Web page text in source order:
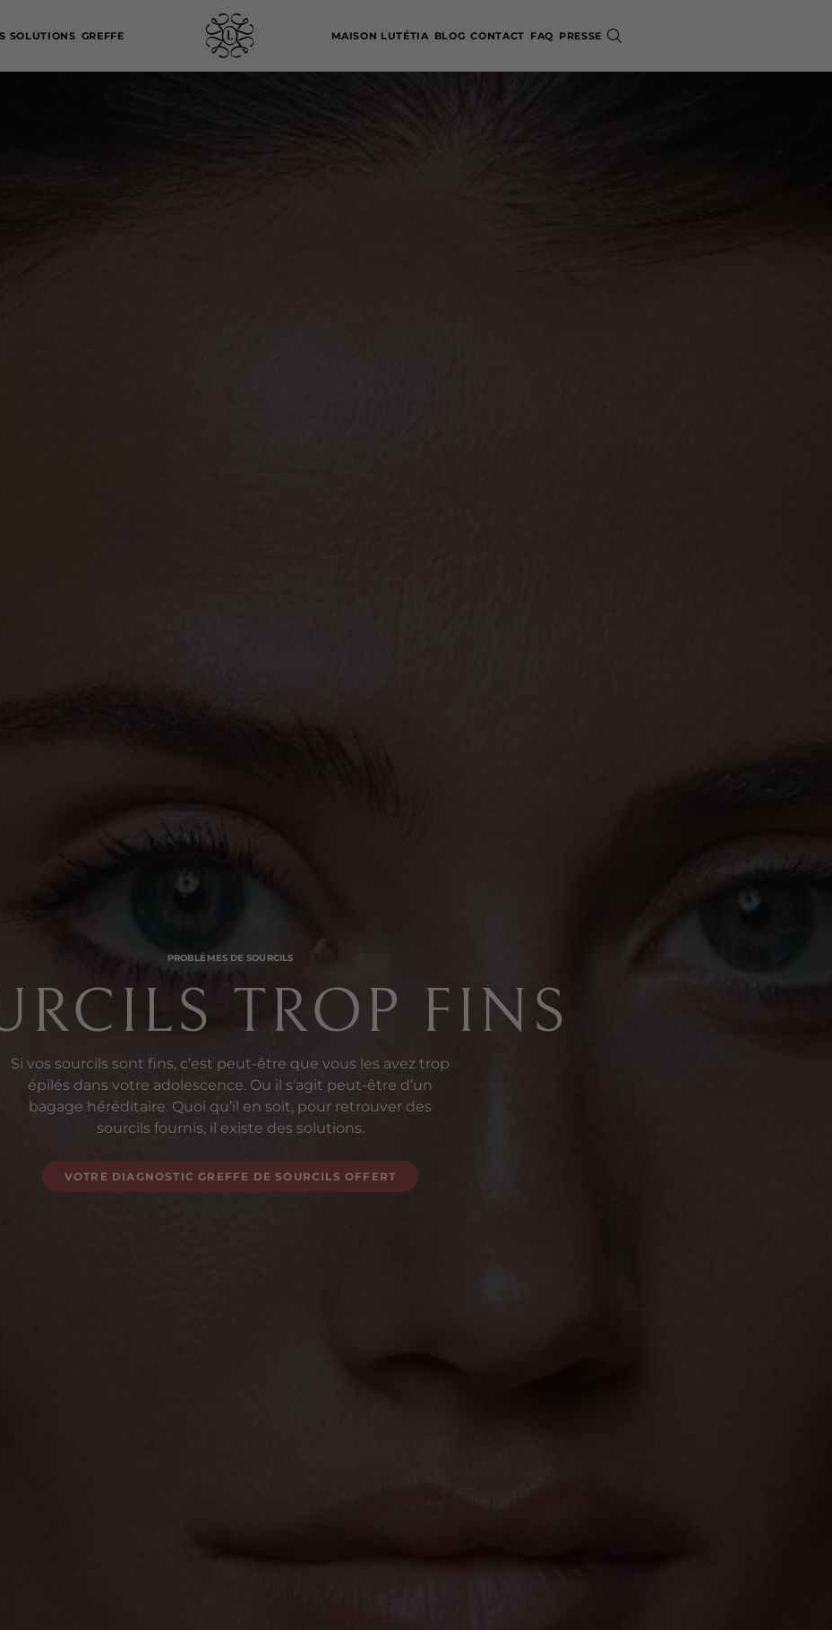
SOLUTIONS GREFFE MAISON LUTÉTIA BLOG CONTACT FAQ PRESSE
PROBLÈMES DE SOURCILS
TROP FINS
Si vos sourcils sont fins, c’est peut-être que vous les avez trop
épilés dans votre adolescence. Ou il s’agit peut-être d’un
bagage héréditaire. Quoi qu’il en soit, pour retrouver des
sourcils fournis, il existe des solutions.
VOTRE DIAGNOSTIC GREFFE DE SOURCILS OFFERT